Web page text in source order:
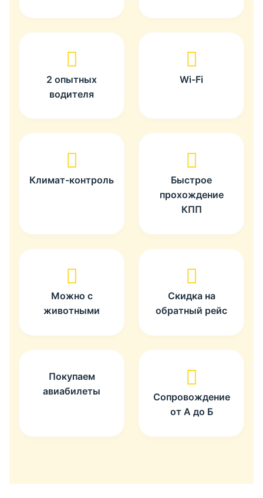
2 опытных
водителя
Wi-Fi
Климат-контроль
Быстрое
прохождение
КПП
Можно с
животными
Скидка на
обратный рейс
Покупаем
авиабилеты
Сопровождение
от А до Б